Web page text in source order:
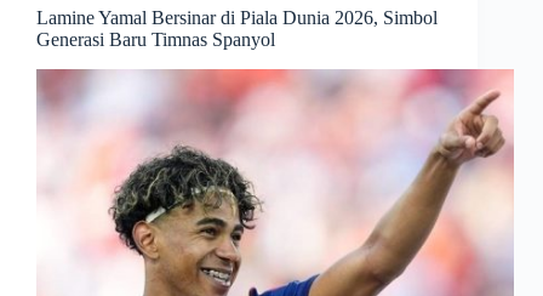
Lamine Yamal Bersinar di Piala Dunia 2026, Simbol
Generasi Baru Timnas Spanyol